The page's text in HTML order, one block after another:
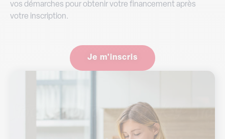
vos démarches pour obtenir votre financement après
votre inscription.
Je m'inscris